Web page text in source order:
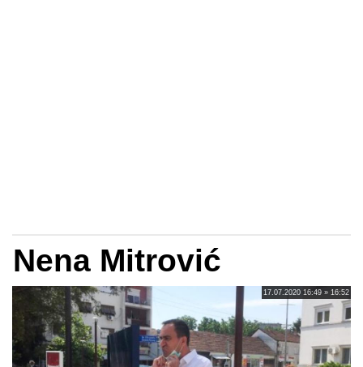
Nena Mitrović
17.07.2020 16:49 » 16:52